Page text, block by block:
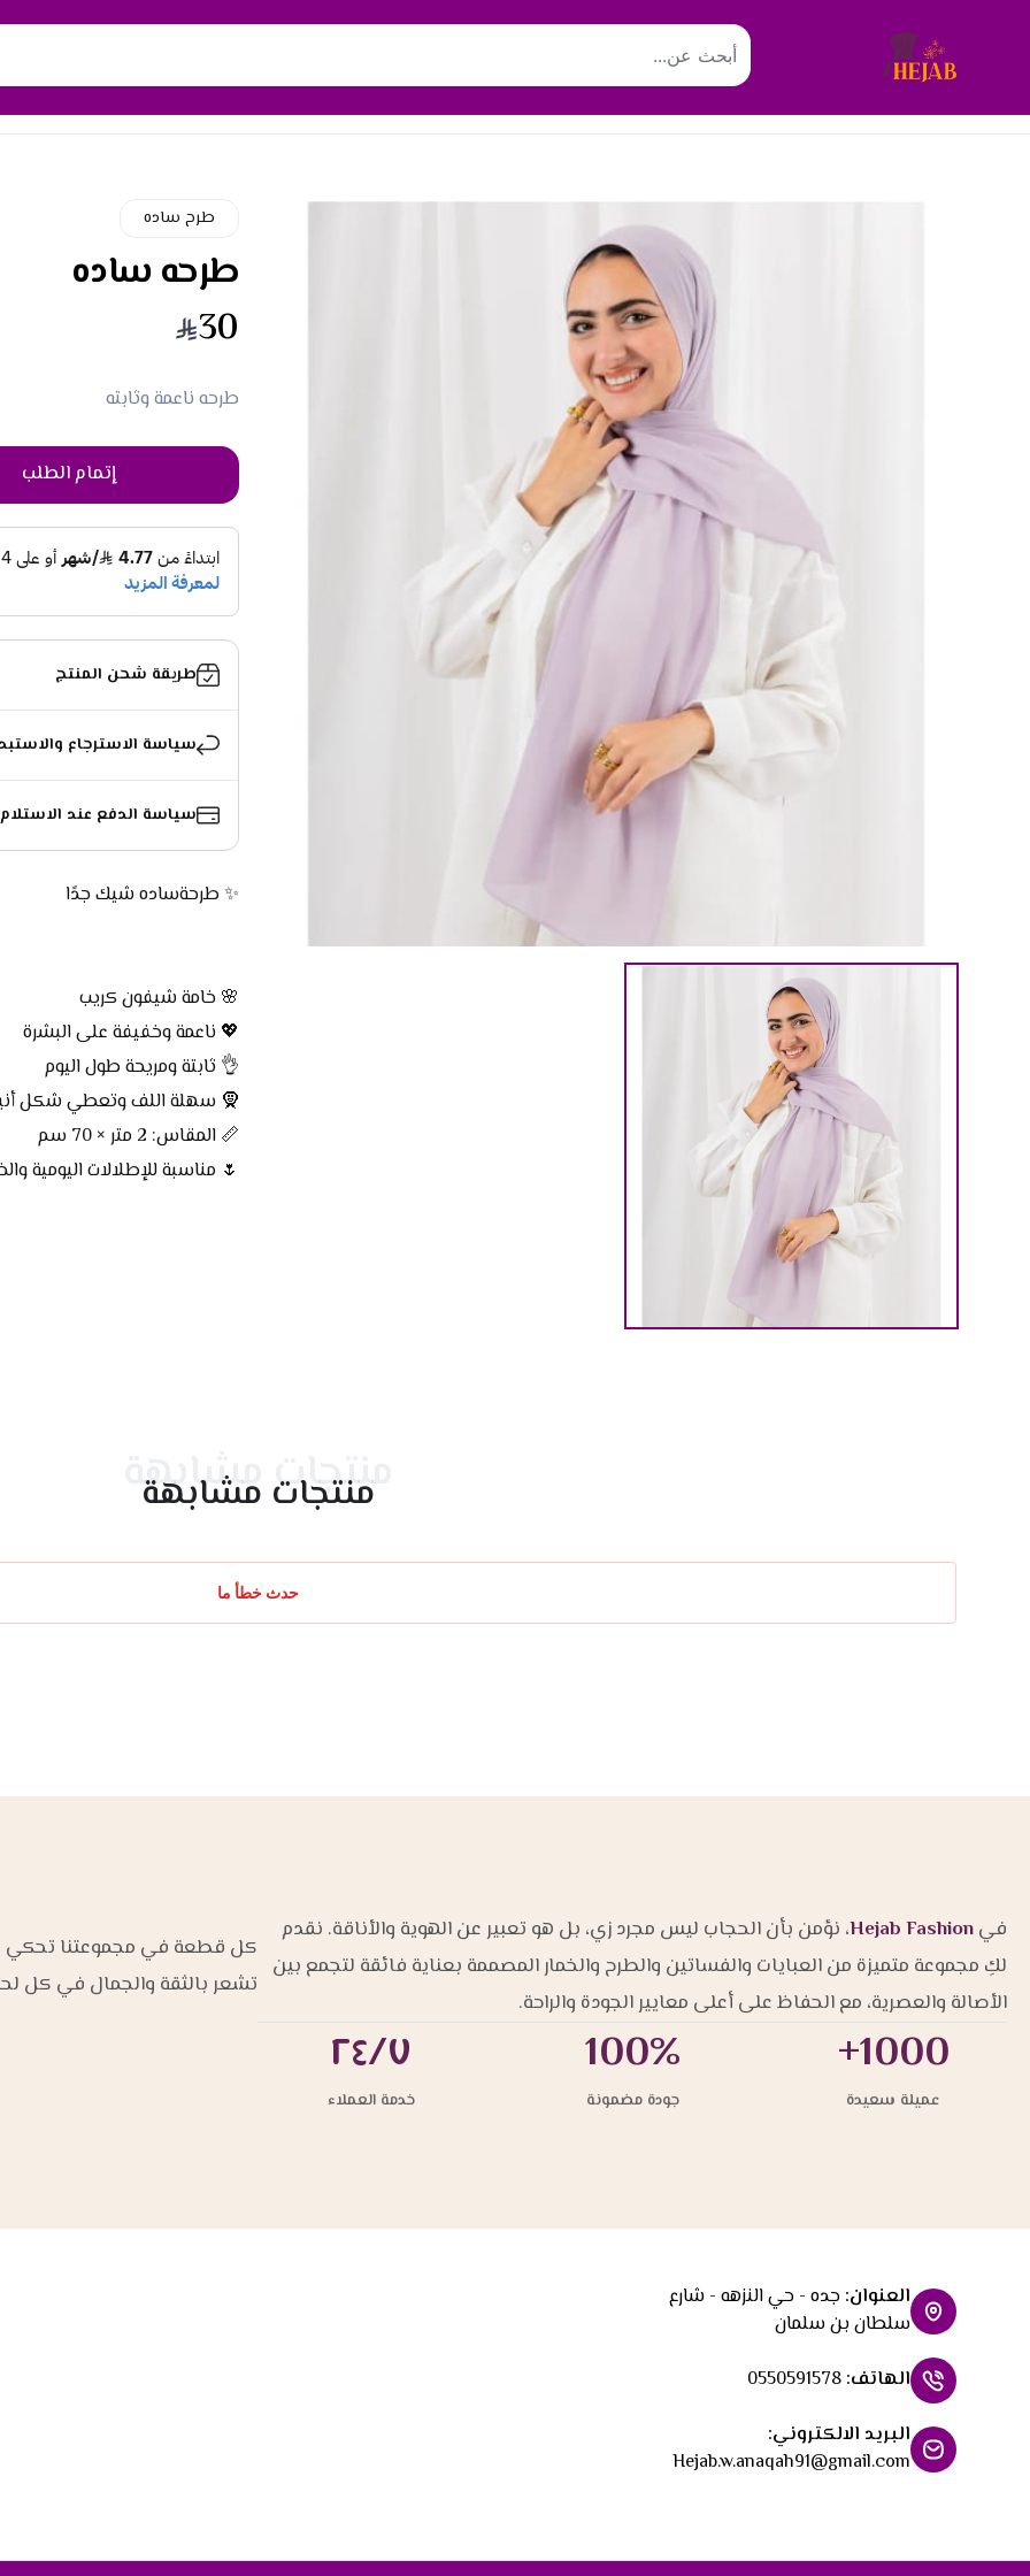
طرح ساده
طرحه ساده
30
طرحه ناعمة وثابته
إتمام الطلب
طريقة شحن المنتج
سياسة الاسترجاع
سياسة الدفع عند الاستلام
✨ طرحةساده شيك جدًا
🌸 خامة شيفون كريب
💖 ناعمة وخفيفة على البشرة
👌 ثابتة ومريحة طول اليوم
🧕 سهلة اللف وتعطي شكل
📏 المقاس: 2 متر × 70 سم
🌷 مناسبة للإطلالات اليومية
منتجات مشابهة
منتجات مشابهة
حدث خطأ ما
فيHejab Fashion، نؤمن بأن الحجاب ليس مجرد زي، بل هو تعبير عن الهوية والأناقة. نقدم
لكِ مجموعة متميزة من العبايات والفساتين والطرح والخمار المصممة بعناية فائقة لتجمع بين
الأصالة والعصرية، مع الحفاظ على أعلى معايير الجودة والراحة.
كل قطعة في مجموعتنا تحكي
تشعر بالثقة والجمال في كل
1000+
عميلة سعيدة
100%
جودة مضمونة
٢٤/٧
خدمة العملاء
العنوان: جده - حي النزهه - شارع
سلطان بن سلمان
الهاتف:
0550591578
البريد الالكتروني:
Hejab.w.anaqah91@gmail.com